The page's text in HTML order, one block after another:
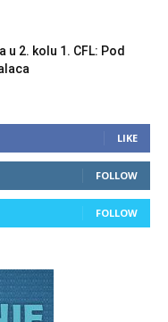
2. kolu 1. CFL: Pod
LIKE
FOLLOW
FOLLOW